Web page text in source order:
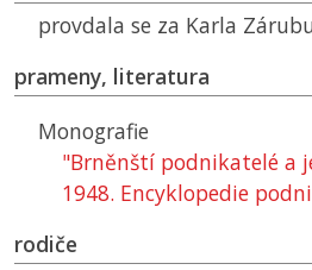
provdala se za Karla
prameny, literatura
Monografie
"Brněnští podnikatelé a
1948. Encyklopedie
rodiče